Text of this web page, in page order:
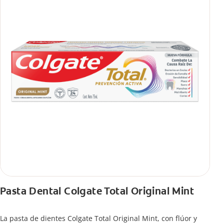
Pasta Dental Colgate Total Original Mint
La pasta de dientes Colgate Total Original Mint, con flúor y